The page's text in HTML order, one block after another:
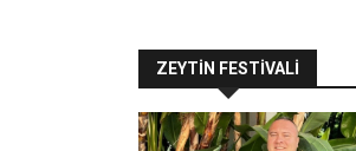
ZEYTİN FESTİVALİ